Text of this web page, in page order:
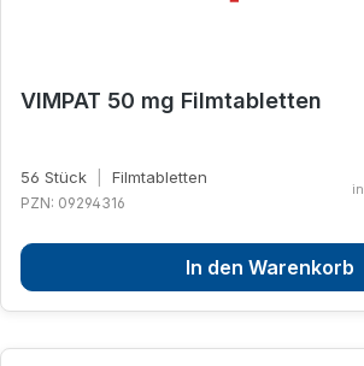
VIMPAT 50 mg Filmtabletten
56 Stück Filmtabletten
PZN: 09294316
In den Warenkorb